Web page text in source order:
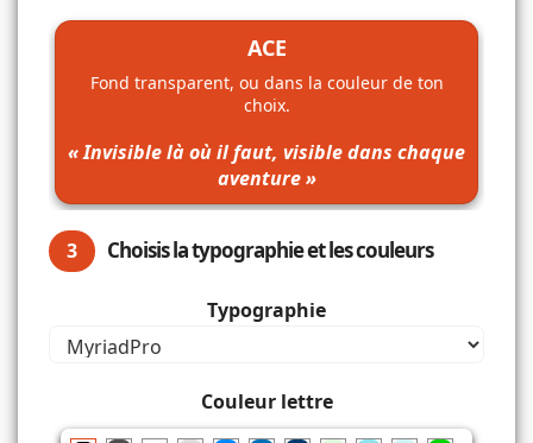
ACE
Fond transparent, ou dans la couleur de ton
choix.
« Invisible là où il faut, visible dans chaque
aventure »
3 Choisis la typographie et les couleurs
Typographie
Couleur lettre